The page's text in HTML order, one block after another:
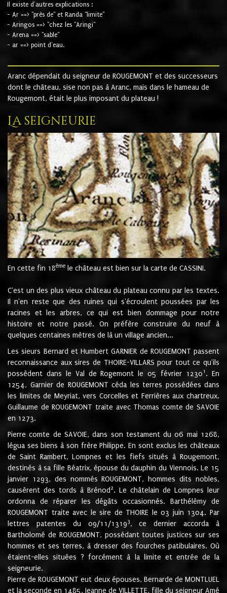
Il existe d'autres explications :
- Ar ==> "près de" et Randa "limite"
- Aringos ==> "chez les "Aringi"
- Arena ==> "sable"
- ar ==> point d'eau.
Aranc dépendait du seigneur de ROUGEMONT et des successeurs
dont le château, sise non pas à Aranc, mais dans le hameau de
Rougemont, était le plus imposant du plateau !
La seigneurie
En cette fin 18ème le château est bien sur la carte de CASSINI.
C'est un des plus vieux château du plateau connu par les textes.
Il n'en reste que des ruines qui s'écroulent poussées par les
racines et les arbres, ce qui est bien dommage pour notre
histoire et notre passé. On préfère construire du neuf à
quelques centaines mètres de là un village ancien...
Les sieurs Bernard et Humbert GARNIER de ROUGEMONT passent
reconnaissance aux sires de THOIRE-VILLARS pour tout ce qu'ils
possèdent dans le Val de Rogemont le 05 février 12301 . En
1254, Garnier de ROUGEMONT céda les terres possédées dans
les limites de Meyriat, vers Corcelles et Ferrières aux chartreux.
Guillaume de ROUGEMONT traite avec Thomas comte de SAVOIE
en 1273.
Pierre comte de SAVOIE, dans son testament du 06 mai 1268,
légua ses biens à son frère Philippe. En sont exclus les châteaux
de Saint Rambert, Lompnes et les fiefs situés à Rougemont,
destinés à sa fille Béatrix, épouse du dauphin du Viennois. Le 15
janvier 1293, des nommés ROUGEMONT, hommes dits nobles,
causèrent des tords à Brénod 2. Le châtelain de Lompnes leur
ordonna de réparer les dégâts occasionnés. Barthélémy de
ROUGEMONT traite avec le sire de THOIRE le 03 juin 1304. Par
lettres patentes du 09/11/13193, ce dernier accorda à
Bartholomé de ROUGEMONT, possédant toutes justices sur ses
hommes et ses terres, à dresser des fourches patibulaires. Où
étaient-elles situées ? forcément à la limite et entrée de la
seigneurie.
Pierre de ROUGEMONT eut deux épouses, Bernarde de MONTLUEL
et la seconde en 1485, Jeanne de VILLETTE, fille du seigneur Amé